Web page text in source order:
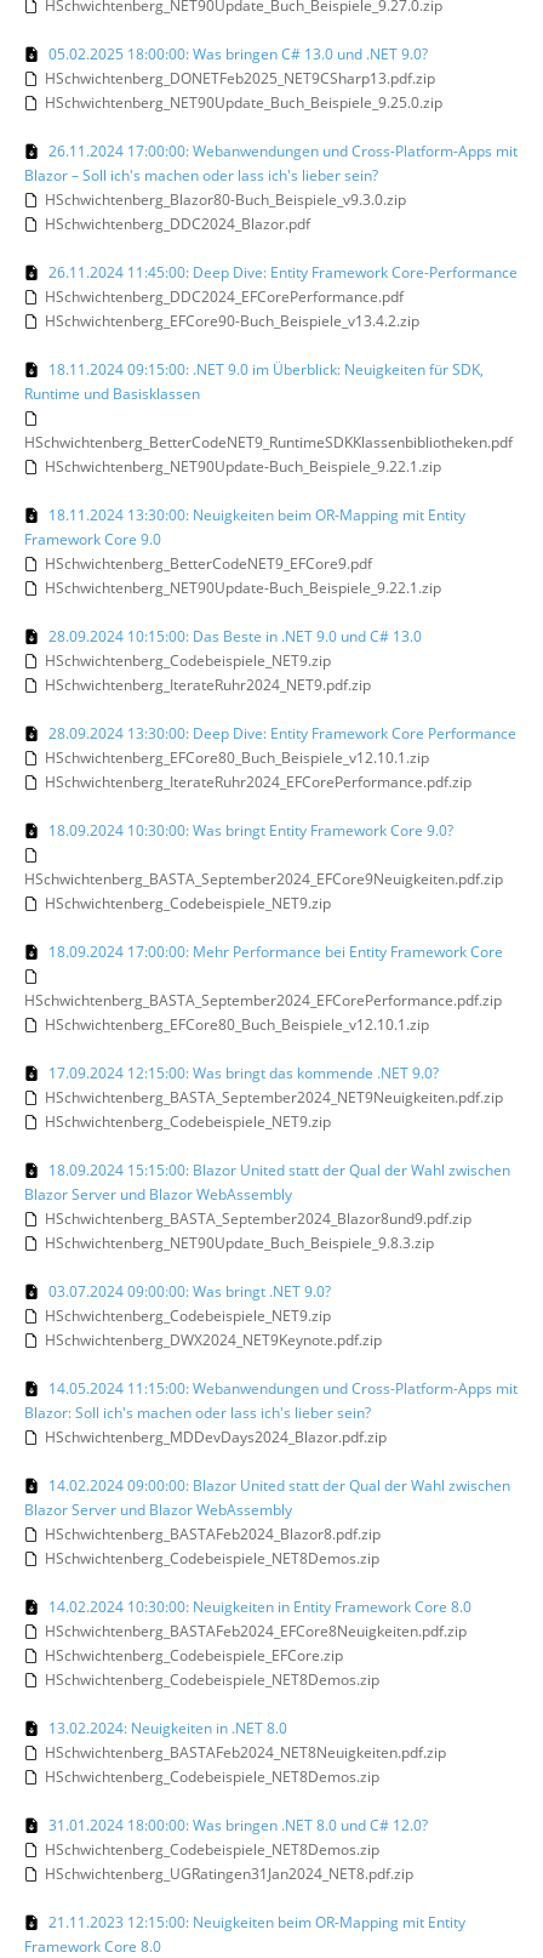
HSchwichtenberg_NET90Update_Buch_Beispiele_9.27.0.zip
05.02.2025 18:00:00: Was bringen C# 13.0 und .NET 9.0?
HSchwichtenberg_DONETFeb2025_NET9CSharp13.pdf.zip
HSchwichtenberg_NET90Update_Buch_Beispiele_9.25.0.zip
26.11.2024 17:00:00: Webanwendungen und Cross-Platform-Apps mit
Blazor – Soll ich's machen oder lass ich's lieber sein?
HSchwichtenberg_Blazor80-Buch_Beispiele_v9.3.0.zip
HSchwichtenberg_DDC2024_Blazor.pdf
26.11.2024 11:45:00: Deep Dive: Entity Framework Core-Performance
HSchwichtenberg_DDC2024_EFCorePerformance.pdf
HSchwichtenberg_EFCore90-Buch_Beispiele_v13.4.2.zip
18.11.2024 09:15:00: .NET 9.0 im Überblick: Neuigkeiten für SDK,
Runtime und Basisklassen
HSchwichtenberg_BetterCodeNET9_RuntimeSDKKlassenbibliotheken.pdf
HSchwichtenberg_NET90Update-Buch_Beispiele_9.22.1.zip
18.11.2024 13:30:00: Neuigkeiten beim OR-Mapping mit Entity
Framework Core 9.0
HSchwichtenberg_BetterCodeNET9_EFCore9.pdf
HSchwichtenberg_NET90Update-Buch_Beispiele_9.22.1.zip
28.09.2024 10:15:00: Das Beste in .NET 9.0 und C# 13.0
HSchwichtenberg_Codebeispiele_NET9.zip
HSchwichtenberg_IterateRuhr2024_NET9.pdf.zip
28.09.2024 13:30:00: Deep Dive: Entity Framework Core Performance
HSchwichtenberg_EFCore80_Buch_Beispiele_v12.10.1.zip
HSchwichtenberg_IterateRuhr2024_EFCorePerformance.pdf.zip
18.09.2024 10:30:00: Was bringt Entity Framework Core 9.0?
HSchwichtenberg_BASTA_September2024_EFCore9Neuigkeiten.pdf.zip
HSchwichtenberg_Codebeispiele_NET9.zip
18.09.2024 17:00:00: Mehr Performance bei Entity Framework Core
HSchwichtenberg_BASTA_September2024_EFCorePerformance.pdf.zip
HSchwichtenberg_EFCore80_Buch_Beispiele_v12.10.1.zip
17.09.2024 12:15:00: Was bringt das kommende .NET 9.0?
HSchwichtenberg_BASTA_September2024_NET9Neuigkeiten.pdf.zip
HSchwichtenberg_Codebeispiele_NET9.zip
18.09.2024 15:15:00: Blazor United statt der Qual der Wahl zwischen
Blazor Server und Blazor WebAssembly
HSchwichtenberg_BASTA_September2024_Blazor8und9.pdf.zip
HSchwichtenberg_NET90Update_Buch_Beispiele_9.8.3.zip
03.07.2024 09:00:00: Was bringt .NET 9.0?
HSchwichtenberg_Codebeispiele_NET9.zip
HSchwichtenberg_DWX2024_NET9Keynote.pdf.zip
14.05.2024 11:15:00: Webanwendungen und Cross-Platform-Apps mit
Blazor: Soll ich's machen oder lass ich's lieber sein?
HSchwichtenberg_MDDevDays2024_Blazor.pdf.zip
14.02.2024 09:00:00: Blazor United statt der Qual der Wahl zwischen
Blazor Server und Blazor WebAssembly
HSchwichtenberg_BASTAFeb2024_Blazor8.pdf.zip
HSchwichtenberg_Codebeispiele_NET8Demos.zip
14.02.2024 10:30:00: Neuigkeiten in Entity Framework Core 8.0
HSchwichtenberg_BASTAFeb2024_EFCore8Neuigkeiten.pdf.zip
HSchwichtenberg_Codebeispiele_EFCore.zip
HSchwichtenberg_Codebeispiele_NET8Demos.zip
13.02.2024: Neuigkeiten in .NET 8.0
HSchwichtenberg_BASTAFeb2024_NET8Neuigkeiten.pdf.zip
HSchwichtenberg_Codebeispiele_NET8Demos.zip
31.01.2024 18:00:00: Was bringen .NET 8.0 und C# 12.0?
HSchwichtenberg_Codebeispiele_NET8Demos.zip
HSchwichtenberg_UGRatingen31Jan2024_NET8.pdf.zip
21.11.2023 12:15:00: Neuigkeiten beim OR-Mapping mit Entity
Framework Core 8.0